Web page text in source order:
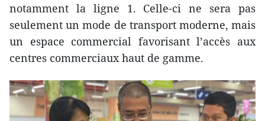
notamment la ligne 1. Celle-ci ne sera pas
seulement un mode de transport moderne, mais
un espace commercial favorisant l’accès aux
centres commerciaux haut de gamme.